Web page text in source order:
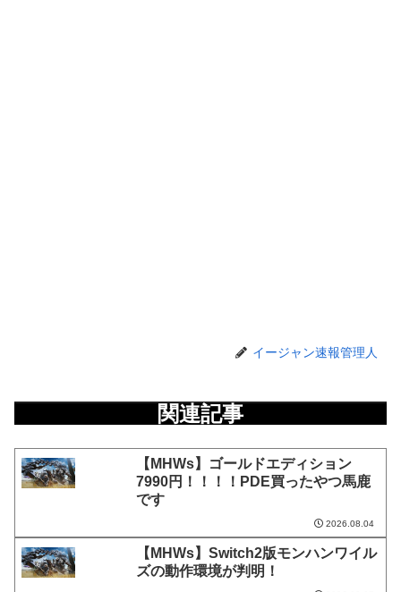
イージャン速報管理人
関連記事
【MHWs】ゴールドエディション
7990円！！！！PDE買ったやつ馬鹿
です
2026.08.04
【MHWs】Switch2版モンハンワイル
ズの動作環境が判明！